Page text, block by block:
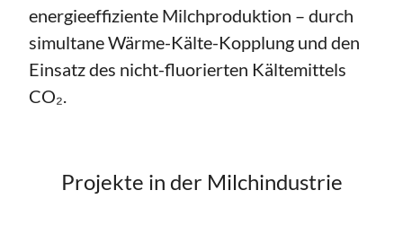
energieeffiziente Milchproduktion – durch
simultane Wärme-Kälte-Kopplung und den
Einsatz des nicht-fluorierten Kältemittels
CO₂.
Projekte in der Milchindustrie